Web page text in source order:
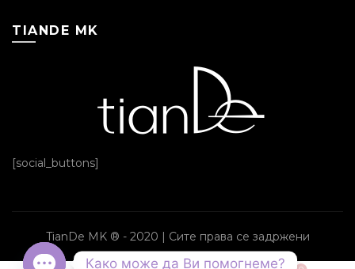
TIANDE MK
[social_buttons]
TianDe MK ® - 2020 | Сите права се задржени
Како може да Ви помогнеме?